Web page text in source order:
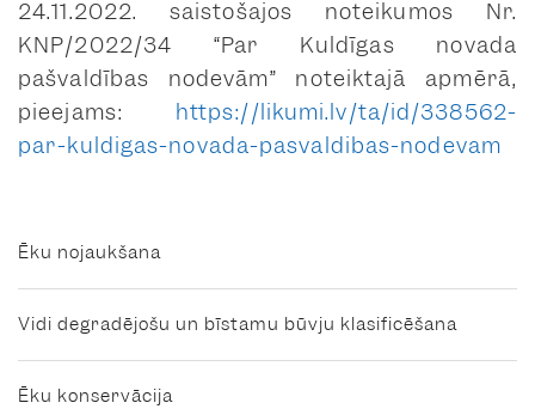
24.11.2022. saistošajos noteikumos Nr.
KNP/2022/34 “Par Kuldīgas novada
pašvaldības nodevām” noteiktajā apmērā,
pieejams: https://likumi.lv/ta/id/338562-
par-kuldigas-novada-pasvaldibas-nodevam
Ēku nojaukšana
Vidi degradējošu un bīstamu būvju klasificēšana
Ēku konservācija